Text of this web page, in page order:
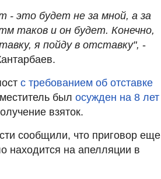
- это будет не за мной, а за
таков и он будет. Конечно,
я пойду в отставку", -
с требованием об отставке
был осужден на 8 лет
взяток.
сообщили, что приговор еще
находится на апелляции в